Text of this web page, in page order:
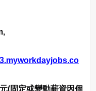
(固定或變動薪資因個